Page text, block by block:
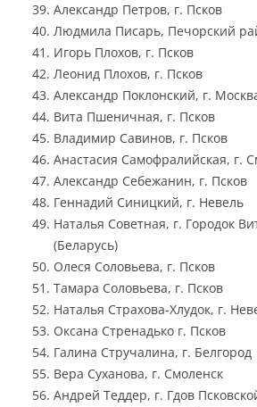
Александр Петров, г. Псков
Людмила Писарь, Печорский
Игорь Плохов, г. Псков
Леонид Плохов, г. Псков
Александр Поклонский, г.
Вита Пшеничная, г. Псков
Владимир Савинов, г. Псков
Анастасия Самофралийская, г.
Александр Себежанин, г. Псков
Геннадий Синицкий, г. Невель
Наталья Советная, г. Городок
(Беларусь)
Олеся Соловьева, г. Псков
Тамара Соловьева, г. Псков
Наталья Страхова-Хлудок, г.
Оксана Стренадько г. Псков
Галина Стручалина, г. Белгород
Вера Суханова, г. Смоленск
Андрей Теддер, г. Гдов